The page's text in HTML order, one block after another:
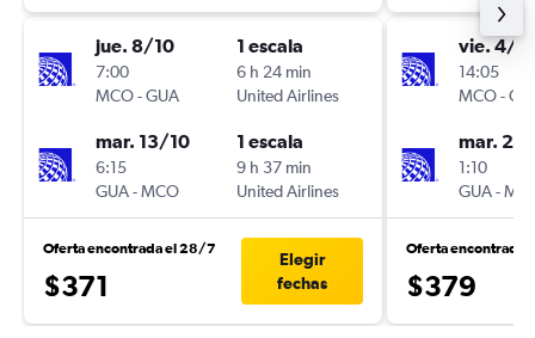
jue. 8/10
7:00
MCO-GUA
1 escala
6 h 24 min
United Airlines
mar. 13/10
6:15
GUA-MCO
1 escala
9 h 37 min
United Airlines
Oferta encontrada el 28/7
$371
Elegir
fechas
vie. 4/9
14:05
MCO-
mar.
1:10
GUA-
Oferta encontrada
$379